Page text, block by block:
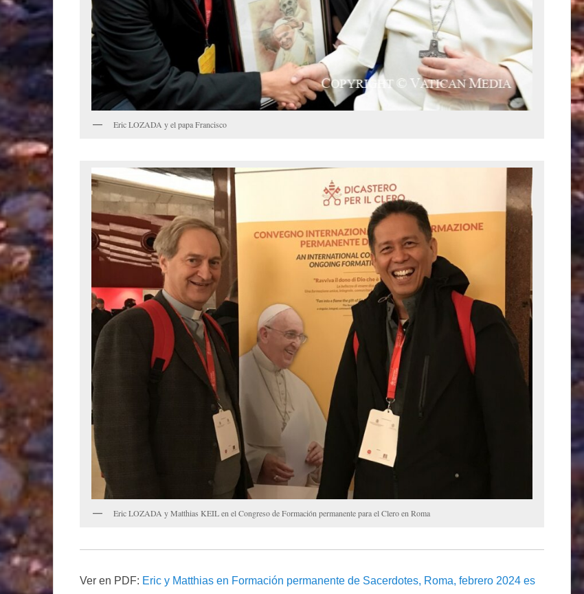
Eric LOZADA y el papa Francisco
Eric LOZADA y Matthias KEIL en el Congreso de Formación permanente para el Clero en Roma
Ver en PDF: Eric y Matthias en Formación permanente de Sacerdotes, Roma, febrero 2024 es